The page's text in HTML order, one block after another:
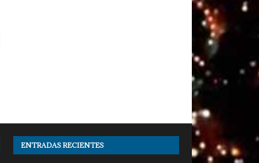
ENTRADAS RECIENTES